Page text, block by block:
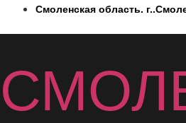
ПерейтиСмоленская область.